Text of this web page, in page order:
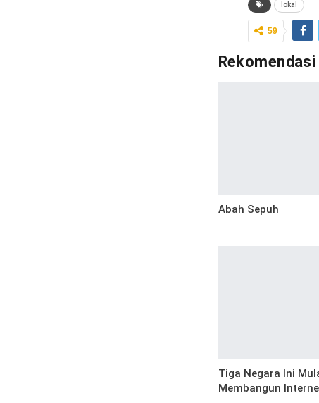
lokal
59
Rekomendasi
Abah Sepuh
Tiga Negara Ini
Membangun